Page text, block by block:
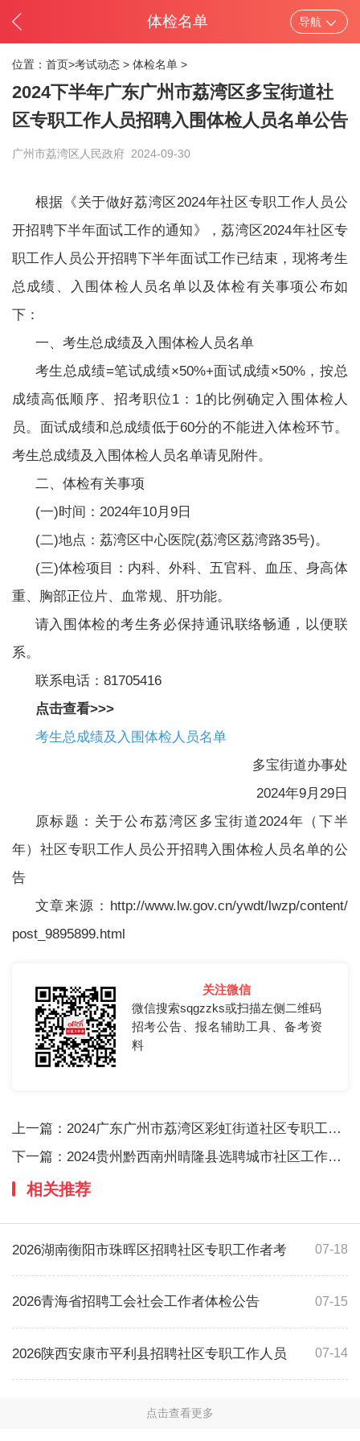
体检名单 导航
位置： 首页>考试动态> 体检名单>
2024下半年广东广州市荔湾区多宝街道社
区专职工作人员招聘入围体检人员名单公告
广州市荔湾区人民政府 2024-09-30
根据《关于做好荔湾区2024年社区专职工作人员公
开招聘下半年面试工作的通知》，荔湾区2024年社区专
职工作人员公开招聘下半年面试工作已结束，现将考生
总成绩、入围体检人员名单以及体检有关事项公布如
下：
一、考生总成绩及入围体检人员名单
考生总成绩=笔试成绩×50%+面试成绩×50%，按总
成绩高低顺序、招考职位1：1的比例确定入围体检人
员。面试成绩和总成绩低于60分的不能进入体检环节。
考生总成绩及入围体检人员名单请见附件。
二、体检有关事项
(一)时间：2024年10月9日
(二)地点：荔湾区中心医院(荔湾区荔湾路35号)。
(三)体检项目：内科、外科、五官科、血压、身高体
重、胸部正位片、血常规、肝功能。
请入围体检的考生务必保持通讯联络畅通，以便联
系。
联系电话：81705416
点击查看>>>
考生总成绩及入围体检人员名单
多宝街道办事处
2024年9月29日
原标题：关于公布荔湾区多宝街道2024年（下半
年）社区专职工作人员公开招聘入围体检人员名单的公
告
文章来源：http://www.lw.gov.cn/ywdt/lwzp/content/
post_9895899.html
关注微信
微信搜索sqgzzks或扫描左侧二维码
招考公告、报名辅助工具、备考资
料
上一篇： 2024广东广州市荔湾区彩虹街道社区专职工作
下一篇： 2024贵州黔西南州晴隆县选聘城市社区工作者
相关推荐
2026湖南衡阳市珠晖区招聘社区专职工作者考 07-18
2026青海省招聘工会社会工作者体检公告 07-15
2026陕西安康市平利县招聘社区专职工作人员 07-14
点击查看更多